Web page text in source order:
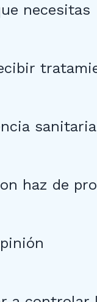
necesitas
haz de